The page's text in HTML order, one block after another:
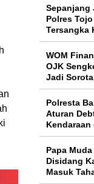
Sepanjang
Polres
Tersangka
WOM
OJK
Jadi
Polresta
Aturan
Papa
Disidang
Masuk